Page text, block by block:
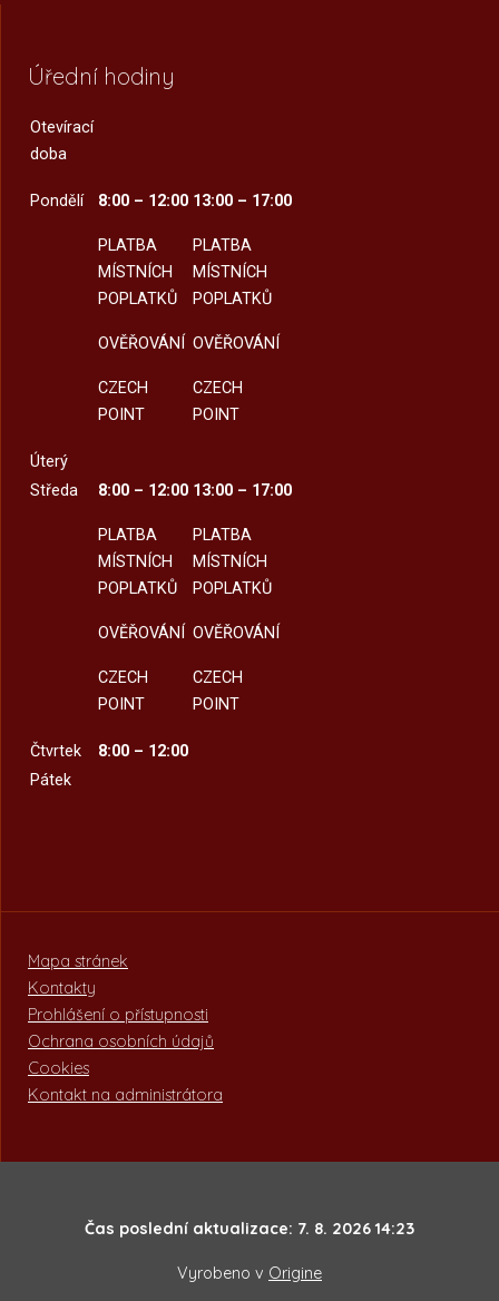
Úřední hodiny
Otevírací
doba
Pondělí 8:00 – 12:00
PLATBA
MÍSTNÍCH
POPLATKŮ
OVĚŘOVÁNÍ
CZECH
POINT
13:00 – 17:00
PLATBA
MÍSTNÍCH
POPLATKŮ
OVĚŘOVÁNÍ
CZECH
POINT
Úterý
Středa
8:00 – 12:00
PLATBA
MÍSTNÍCH
POPLATKŮ
OVĚŘOVÁNÍ
CZECH
POINT
13:00 – 17:00
PLATBA
MÍSTNÍCH
POPLATKŮ
OVĚŘOVÁNÍ
CZECH
POINT
Čtvrtek
8:00 – 12:00
Pátek
Mapa stránek
Kontakty
Prohlášení o přístupnosti
Ochrana osobních údajů
Cookies
Kontakt na administrátora
Čas poslední aktualizace: 7. 8. 2026 14:23
Vyrobeno v Origine